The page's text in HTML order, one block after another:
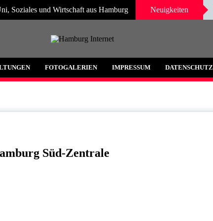
Soziales und Wirtschaft aus Hamburg Neuigkeiten
Umgebung
FOTOGALERIEN IMPRESSUM DATENSCHUTZ
Süd-Zentrale